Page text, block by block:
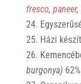
fresco, paneer,
Házi
burgonya) 62%